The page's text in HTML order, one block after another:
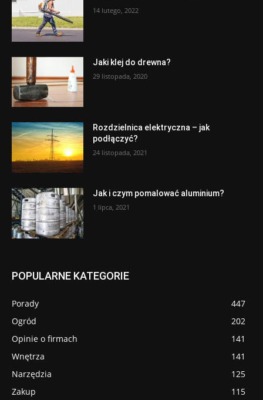
14 lutego, 2022
Jaki klej do drewna?
29 listopada, 2020
Rozdzielnica elektryczna – jak
podłączyć?
24 listopada, 2021
Jak i czym pomalować aluminium?
1 lipca, 2021
POPULARNE KATEGORIE
Porady
447
Ogród
202
Opinie o firmach
141
Wnętrza
141
Narzędzia
125
Zakup
115